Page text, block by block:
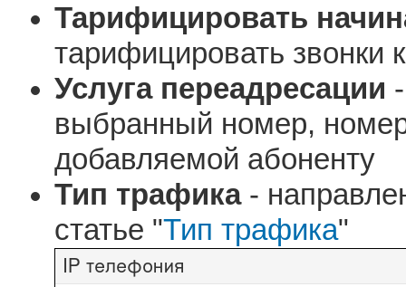
Тарифицировать
тарифицировать звонки
Услуга переадресации
выбранный номер,
добавляемой абоненту
Тип трафика-
статье "Тип трафика"